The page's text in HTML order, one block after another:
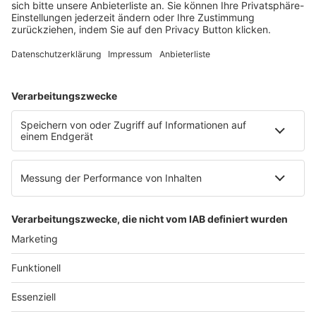
60326 Frankfurt am Main
E-Mail:info@ruw.de
Web:https://www.ruw.de
AGB
Datenschutzerklärung
Genderhinweis
Cookie-Einstellungen